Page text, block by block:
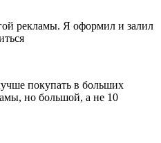
рекламы. Я оформил и залил
покупать в больших
но большой, а не 10